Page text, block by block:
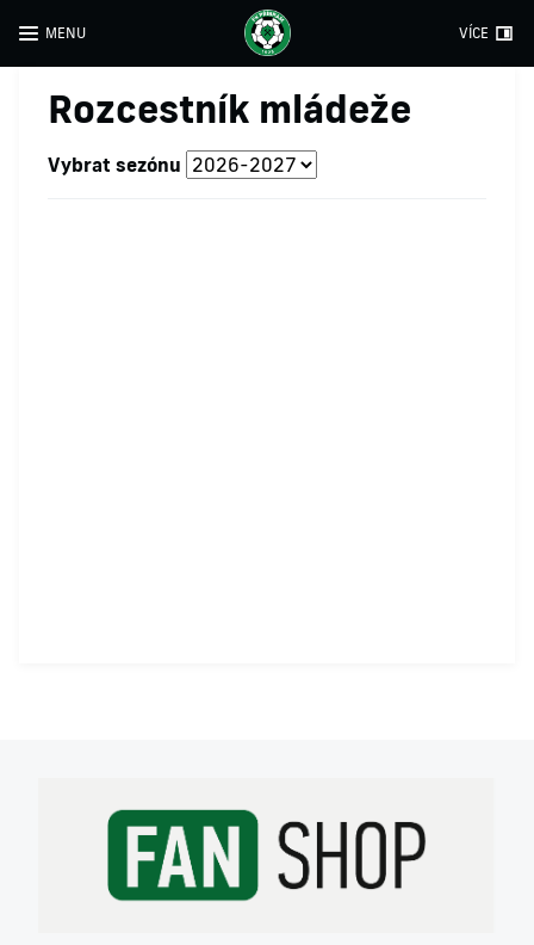
MENU VÍCE
Rozcestník mládeže
Vybrat sezónu